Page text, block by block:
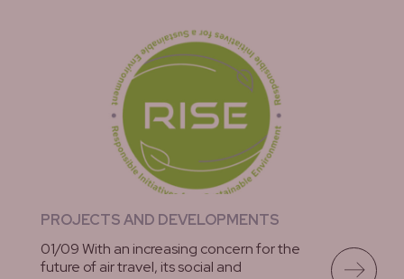
PROJECTS AND DEVELOPMENTS
01/09 With an increasing concern for the
future of air travel, its social and